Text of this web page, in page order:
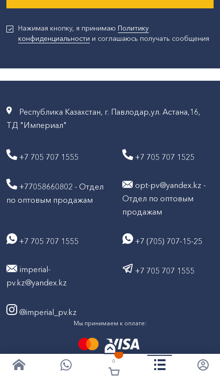
0
Нажимая кнопку, я принимаю Политику
конфиденциальности и соглашаюсь получать сообщения
Республика Казахстан, г. Павлодар,ул. Астана,16,
ТД "Империал"
+7 705 707 1555 +7 705 707 1525
+77058660802 - Отдел
по оптовым продажам
opt-pv@yandex.kz -
Отдел по оптовым
продажам
+7 705 707 1555 +7 (705) 707-15-25
imperial-
pv.kz@yandex.kz
+7 705 707 1555
@imperial_pv.kz
Мы принимаем к оплате:
Все права защищены © ТД "Империал" 2020- 2026